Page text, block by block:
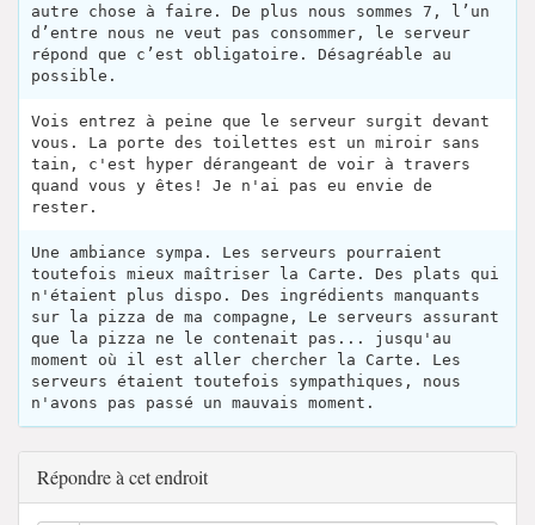
autre chose à faire. De plus nous sommes 7, l’un
d’entre nous ne veut pas consommer, le serveur
répond que c’est obligatoire. Désagréable au
possible.
Vois entrez à peine que le serveur surgit devant
vous. La porte des toilettes est un miroir sans
tain, c'est hyper dérangeant de voir à travers
quand vous y êtes! Je n'ai pas eu envie de
rester.
Une ambiance sympa. Les serveurs pourraient
toutefois mieux maîtriser la Carte. Des plats qui
n'étaient plus dispo. Des ingrédients manquants
sur la pizza de ma compagne, Le serveurs assurant
que la pizza ne le contenait pas... jusqu'au
moment où il est aller chercher la Carte. Les
serveurs étaient toutefois sympathiques, nous
n'avons pas passé un mauvais moment.
Répondre à cet endroit